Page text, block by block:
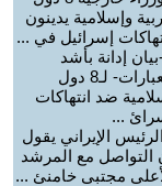
وإسلامية يدينون
إسرائيل في ...
إدانة بأشد
العبارات- لـ8 دول
ضد انتهاكات
...
الرئيس الإيراني يقول
التواصل مع المرشد
مجتبى خامنئ ...